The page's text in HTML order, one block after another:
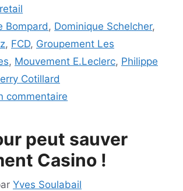
Bompard, Dominique Schelcher,
, FCD, Groupement Les
, Mouvement E.Leclerc, Philippe
Cotillard
commentaire
peut sauver
Casino !
Yves Soulabail